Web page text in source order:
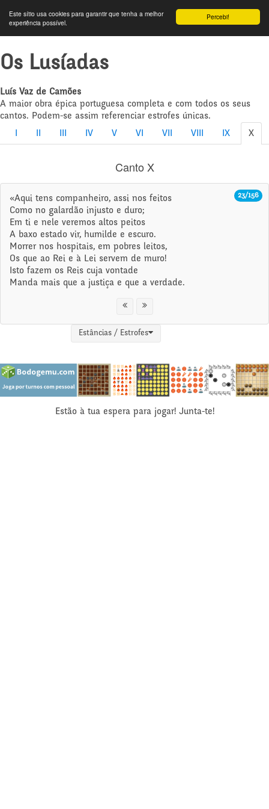
Percebi!
Este sítio usa cookies para garantir que tenha a melhor
experiência possível.
Os Lusíadas
Luís Vaz de Camões
A maior obra épica portuguesa completa e com todos os seus
cantos. Podem-se assim referenciar estrofes únicas.
IV V VI VII VIII IX X
Canto X
23/156
«Aqui tens companheiro, assi nos feitos
Como no galardão injusto e duro;
Em ti e nele veremos altos peitos
A baxo estado vir, humilde e escuro.
Morrer nos hospitais, em pobres leitos,
Os que ao Rei e à Lei servem de muro!
Isto fazem os Reis cuja vontade
Manda mais que a justiça e que a verdade.
Estâncias / Estrofes
Estão à tua espera para jogar! Junta-te!